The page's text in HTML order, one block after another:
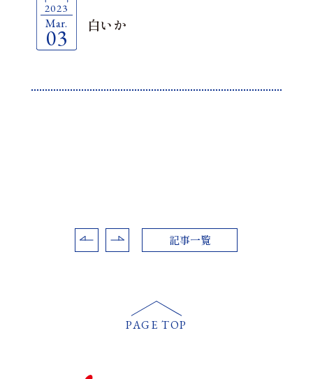
2023
Mar.
03 白いか
記事一覧
PAGE TOP